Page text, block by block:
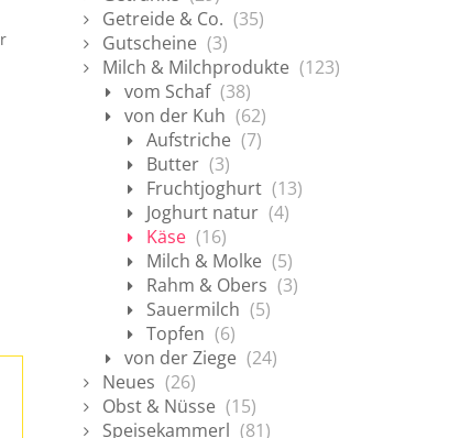
Getreide & Co. (35)
Gutscheine (3)
Milch & Milchprodukte (123)
vom Schaf (38)
von der Kuh (62)
Aufstriche (7)
Butter (3)
Fruchtjoghurt (13)
Joghurt natur (4)
Käse (16)
Milch & Molke (5)
Rahm & Obers (3)
Sauermilch (5)
Topfen (6)
von der Ziege (24)
Neues (26)
Obst & Nüsse (15)
Speisekammerl (81)